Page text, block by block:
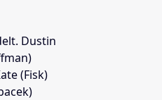
Dustin
(Fisk)